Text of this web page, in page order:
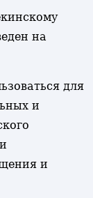
на
для
и
и